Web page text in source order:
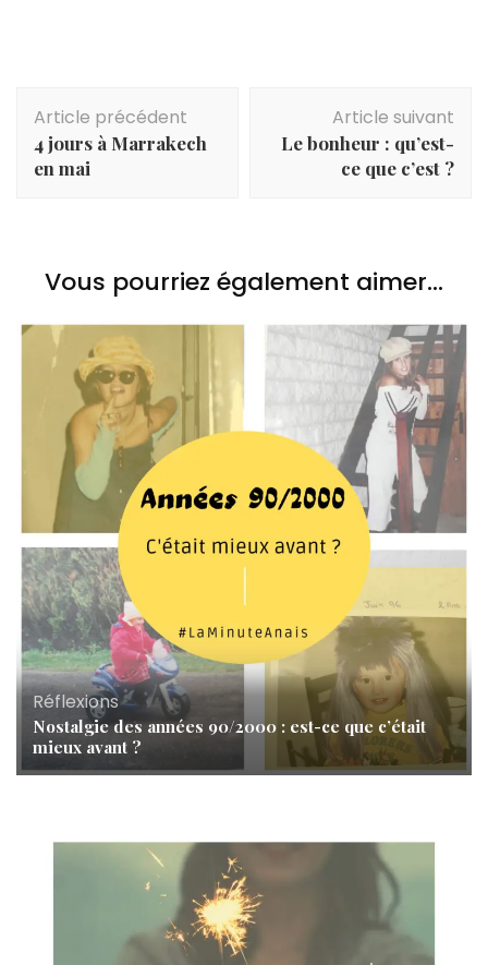
d'article
Article précédent
4 jours à Marrakech
en mai
Article suivant
Le bonheur : qu’est-
ce que c’est ?
Vous pourriez également aimer...
Réflexions
Nostalgie des années 90/2000 : est-ce que c’était
mieux avant ?